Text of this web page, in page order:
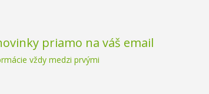
priamo na váš email
vždy medzi prvými